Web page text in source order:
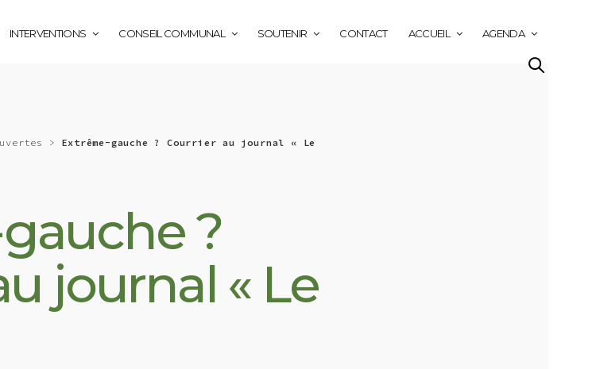
INTERVENTIONS CONSEIL COMMUNAL SOUTENIR CONTACT ACCUEIL AGENDA
> Extrême-gauche ? Courrier au journal « Le
?
journal « Le